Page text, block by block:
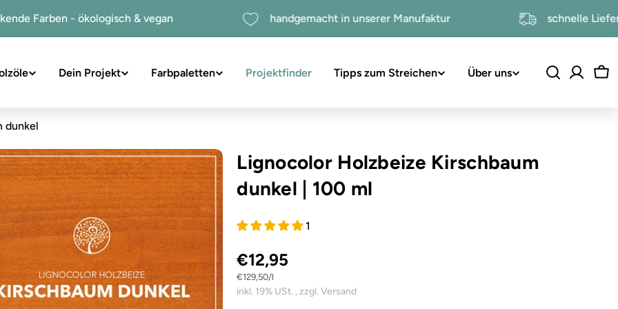
Farben - ökologisch & vegan handgemacht in unserer Manufaktur
Dein Projekt Farbpaletten Projektfinder Tipps zum Streichen Über uns
suchen
dunkel
das Medium 1 im Modalformat
Lignocolor Holzbeize Kirschbaum
dunkel
100 ml
1
€12,95
Stückpreis
€129,50/
pro l
inkl. 19% USt. , zzgl. Versand